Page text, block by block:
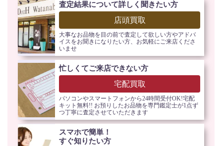
査定結果について詳しく聞きたい方
店頭買取
大事なお品物を目の前で査定して欲しい方やアドバ
イスをお聞きになりたい方、お気軽にご来店くださ
いませ
忙しくてご来店できない方
宅配買取
パソコンやスマートフォンから24時間受付OK!宅配
キット無料!! お預りしたお品物を専門鑑定士が1点ず
つ丁寧に査定させていただきます
スマホで簡単！
すぐ知りたい方